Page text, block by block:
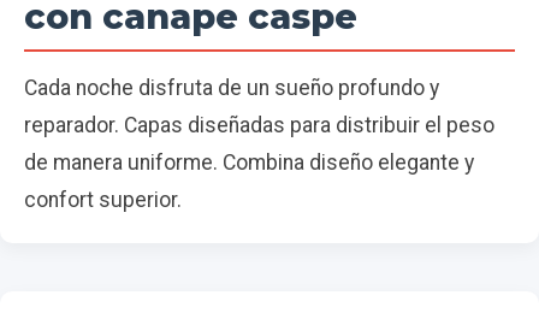
con canape caspe
Cada noche disfruta de un sueño profundo y
reparador. Capas diseñadas para distribuir el peso
de manera uniforme. Combina diseño elegante y
confort superior.